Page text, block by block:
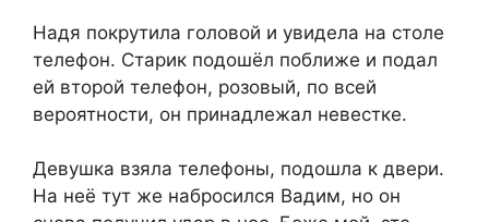
Надя покрутила головой и увидела на столе
телефон. Старик подошёл поближе и подал
ей второй телефон, розовый, по всей
вероятности, он принадлежал невестке.
Девушка взяла телефоны, подошла к двери.
На неё тут же набросился Вадим, но он